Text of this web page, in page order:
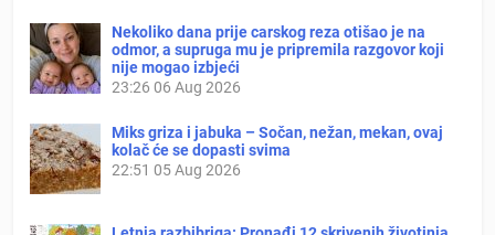
Nekoliko dana prije carskog reza otišao je na
odmor, a supruga mu je pripremila razgovor koji
nije mogao izbjeći
23:26 06 Aug 2026
Miks griza i jabuka – Sočan, nežan, mekan, ovaj
kolač će se dopasti svima
22:51 05 Aug 2026